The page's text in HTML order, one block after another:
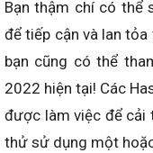
Bạn thậm chí có thể
để tiếp cận và lan tỏa
bạn cũng có thể
2022 hiện tại! Các
được làm việc để cải
thử sử dụng một